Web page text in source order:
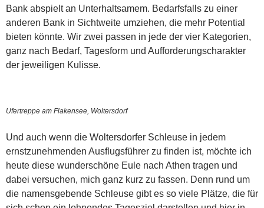
Bank abspielt an Unterhaltsamem. Bedarfsfalls zu einer
anderen Bank in Sichtweite umziehen, die mehr Potential
bieten könnte. Wir zwei passen in jede der vier Kategorien,
ganz nach Bedarf, Tagesform und Aufforderungscharakter
der jeweiligen Kulisse.
Ufertreppe am Flakensee, Woltersdorf
Und auch wenn die Woltersdorfer Schleuse in jedem
ernstzunehmenden Ausflugsführer zu finden ist, möchte ich
heute diese wunderschöne Eule nach Athen tragen und
dabei versuchen, mich ganz kurz zu fassen. Denn rund um
die namensgebende Schleuse gibt es so viele Plätze, die für